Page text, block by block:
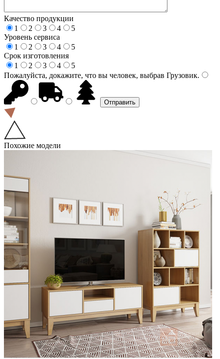
Качество продукции
1
2 3 4
5
Уровень сервиса
1
2 3 4
5
Срок изготовления
1
2 3 4
5
Пожалуйста, докажите, что вы человек, выбрав Грузовик.
Похожие модели